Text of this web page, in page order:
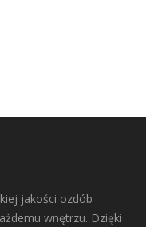
jakości ozdób
wnętrzu. Dzięki